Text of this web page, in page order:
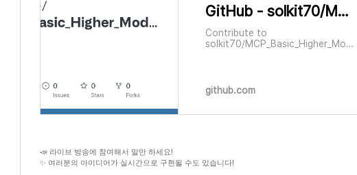
GitHub - solkit70/MCP_Basic_Higher_Models_GPT5_DR
Contribute to
solkit70/MCP_Basic_Higher_Mode
github.com
📣 라이브 방송에 참여해서 말만 하세요!
✨ 여러분의 아이디어가 실시간으로 구현될 수도 있습니다!